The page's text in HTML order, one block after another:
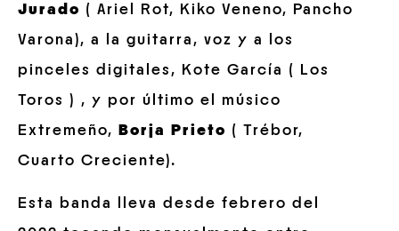
Jurado ( Ariel Rot, Kiko Veneno, Pancho
Varona), a la guitarra, voz y a los
pinceles digitales, Kote García ( Los
Toros ) , y por último el músico
Extremeño,
Borja Prieto ( Trébor,
Cuarto Creciente).
Esta banda lleva desde febrero del